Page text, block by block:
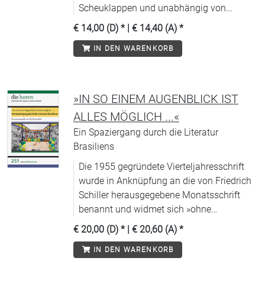
Scheuklappen und unabhängig von
Moden« (WDR) allen Aspekten
zeitgenössischer Literatur.
€ 14,00 (D) * | € 14,40 (A) *
IN DEN WARENKORB
»IN SO EINEM AUGENBLICK IST
ALLES MÖGLICH ...«
Ein Spaziergang durch die Literatur
Brasiliens
Die 1955 gegründete Vierteljahresschrift
wurde in Anknüpfung an die von Friedrich
Schiller herausgegebene Monatsschrift
benannt und widmet sich »ohne
Scheuklappen und unabhängig von
Moden« (WDR) allen Aspekten
zeitgenössischer Literatur.
€ 20,00 (D) * | € 20,60 (A) *
IN DEN WARENKORB